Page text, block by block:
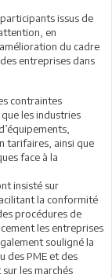
issus de
en
du cadre
entreprises dans
contraintes
les industries
tarifaires, ainsi que
face à la
insisté sur
la conformité
procédures de
les entreprises
souligné la
des PME et des
les marchés